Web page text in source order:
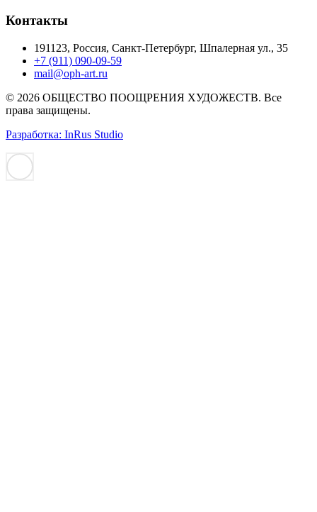
Контакты
191123, Россия, Санкт-Петербург, Шпалерная ул., 35
+7 (911) 090-09-59
mail@oph-art.ru
© 2026 ОБЩЕСТВО ПООЩРЕНИЯ ХУДОЖЕСТВ. Все
права защищены.
Разработка: InRus Studio